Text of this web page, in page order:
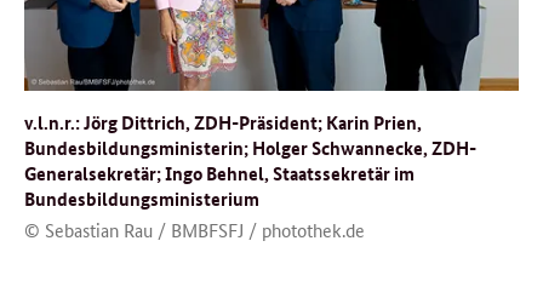
v.l.n.r.: Jörg Dittrich, ZDH-Präsident; Karin Prien,
Bundesbildungsministerin; Holger Schwannecke, ZDH-
Generalsekretär; Ingo Behnel, Staatssekretär im
Bundesbildungsministerium
© Sebastian Rau / BMBFSFJ / photothek.de